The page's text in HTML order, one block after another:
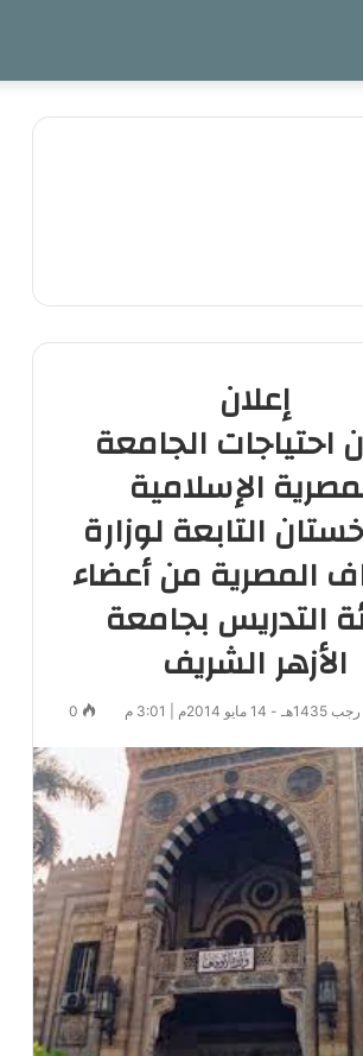
إعلان
احتياجات الجامعة
الإسلامية
التابعة لوزارة
المصرية من أعضاء
التدريس بجامعة
الأزهر الشريف
0